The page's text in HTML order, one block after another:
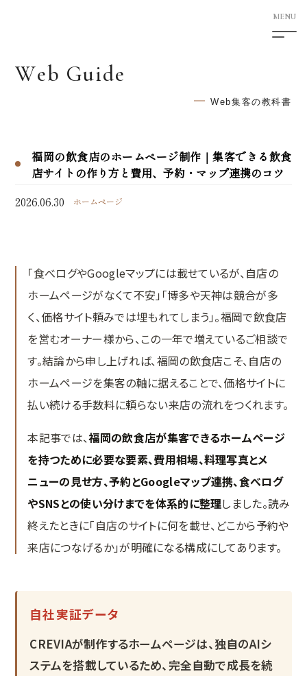
5F Shimotori Building
HOME
MEO対策
口コミ対策システム
実績紹介
Web集客の教科書
お問い合わせ
Web Guide
Web集客の教科書
福岡の飲食店のホームページ制作｜集客できる飲食
店サイトの作り方と費用、予約・マップ連携のコツ
2026.06.30
ホームページ
「食べログやGoogleマップには載せているが、自店の
ホームページがなくて不安」「博多や天神は競合が多
く、価格サイト頼みでは埋もれてしまう」。福岡で飲食店
を営むオーナー様から、この一年で増えているご相談で
す。結論から申し上げれば、福岡の飲食店こそ、自店の
ホームページを集客の軸に据えることで、価格サイトに
払い続ける手数料に頼らない来店の流れをつくれます。
本記事では、福岡の飲食店が集客できるホームページ
を持つために必要な要素、費用相場、料理写真とメ
ニューの見せ方、予約とGoogleマップ連携、食べログ
やSNSとの使い分けまでを体系的に整理しました。読み
終えたときに「自店のサイトに何を載せ、どこから予約や
来店につなげるか」が明確になる構成にしてあります。
自社実証データ
CREVIAが制作するホームページは、独自のAIシ
ステムを搭載しているため、完全自動で成長を続